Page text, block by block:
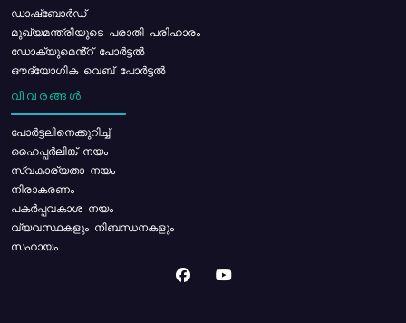
ഡാഷ്ബോർഡ്
മുഖ്യമന്ത്രിയുടെ പരാതി പരിഹാരം
ഡോക്യുമെൻ്റ് പോർട്ടൽ
ഔദ്യോഗിക വെബ് പോർട്ടൽ
വിവരങ്ങൾ
പോര്‍ട്ടലിനെക്കുറിച്ച്
ഹൈപ്പർലിങ്ക് നയം
സ്വകാര്യതാ നയം
നിരാകരണം
പകർപ്പവകാശ നയം
വ്യവസ്ഥകളും നിബന്ധനകളും
സഹായം